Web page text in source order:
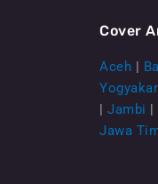
Cover
Aceh |
| Jambi |
Jawa